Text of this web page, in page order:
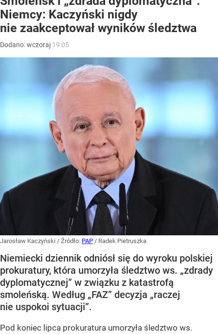
Niemcy: Kaczyński nigdy
nie zaakceptował wyników śledztwa
Dodano:wczoraj 19:05
Jarosław Kaczyński / Źródło: PAP / Radek Pietruszka
Niemiecki dziennik odniósł się do wyroku polskiej
prokuratury, która umorzyła śledztwo ws. „zdrady
dyplomatycznej” w związku z katastrofą
smoleńską. Według „FAZ” decyzja „raczej
nie uspokoi sytuacji”.
Pod koniec lipca prokuratura umorzyła śledztwo ws.